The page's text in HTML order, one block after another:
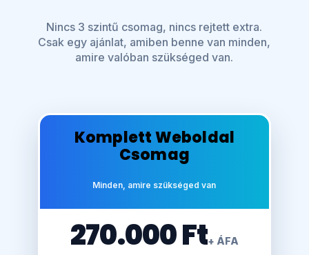
Nincs 3 szintű csomag, nincs rejtett extra.
Csak egy ajánlat, amiben benne van minden,
amire valóban szükséged van.
Komplett Weboldal
Csomag
Minden, amire szükséged van
270.000 Ft+ ÁFA